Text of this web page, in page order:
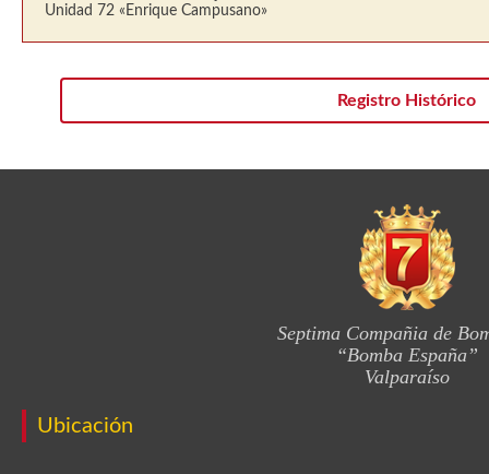
Unidad 72 «Enrique Campusano»
Registro Histórico
Septima Compañia de
“Bomba España”
Valparaíso
Ubicación